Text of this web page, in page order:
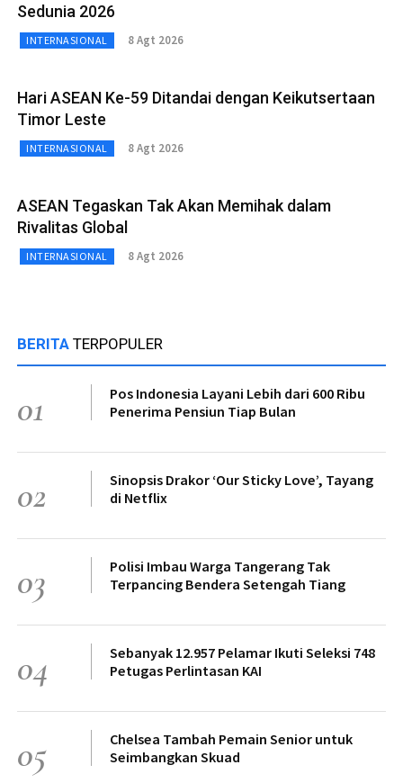
Sedunia 2026
INTERNASIONAL 8 Agt 2026
Hari ASEAN Ke-59 Ditandai dengan Keikutsertaan
Timor Leste
INTERNASIONAL 8 Agt 2026
ASEAN Tegaskan Tak Akan Memihak dalam
Rivalitas Global
INTERNASIONAL 8 Agt 2026
BERITA TERPOPULER
01
Pos Indonesia Layani Lebih dari 600 Ribu
Penerima Pensiun Tiap Bulan
02
Sinopsis Drakor ‘Our Sticky Love’, Tayang
di Netflix
03
Polisi Imbau Warga Tangerang Tak
Terpancing Bendera Setengah Tiang
04
Sebanyak 12.957 Pelamar Ikuti Seleksi 748
Petugas Perlintasan KAI
05
Chelsea Tambah Pemain Senior untuk
Seimbangkan Skuad